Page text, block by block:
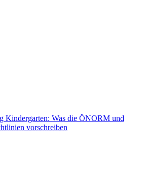
Kindergarten: Was die ÖNORM und
vorschreiben